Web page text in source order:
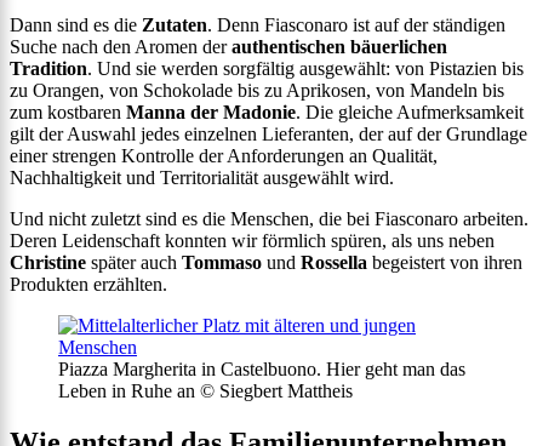
Dann sind es die Zutaten. Denn Fiasconaro ist auf der ständigen
Suche nach den Aromen derauthentischen bäuerlichen
Tradition. Und sie werden sorgfältig ausgewählt: von Pistazien bis
zu Orangen, von Schokolade bis zu Aprikosen, von Mandeln bis
zum kostbaren Manna der Madonie. Die gleiche Aufmerksamkeit
gilt der Auswahl jedes einzelnen Lieferanten, der auf der Grundlage
einer strengen Kontrolle der Anforderungen an Qualität,
Nachhaltigkeit und Territorialität ausgewählt wird.
Und nicht zuletzt sind es die Menschen, die bei Fiasconaro arbeiten.
Deren Leidenschaft konnten wir förmlich spüren, als uns neben
Christine später auch Tommaso und Rossella begeistert von ihren
Produkten erzählten.
Piazza Margherita in Castelbuono. Hier geht man das
Leben in Ruhe an © Siegbert Mattheis